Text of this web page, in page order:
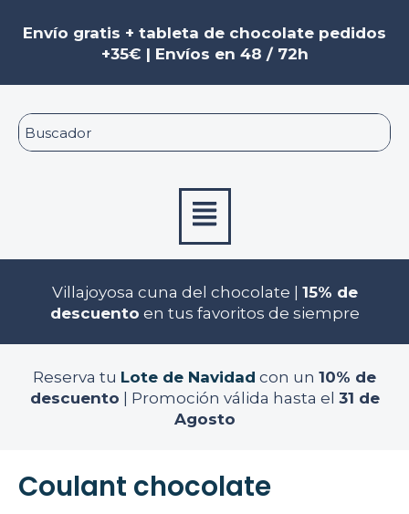
Envío gratis + tableta de chocolate pedidos
+35€ | Envíos en 48 / 72h
Menú
Villajoyosa cuna del chocolate | 15% de
descuento en tus favoritos de siempre
Reserva tu Lote de Navidad con un 10% de
descuento | Promoción válida hasta el 31 de
Agosto
Coulant chocolate
de